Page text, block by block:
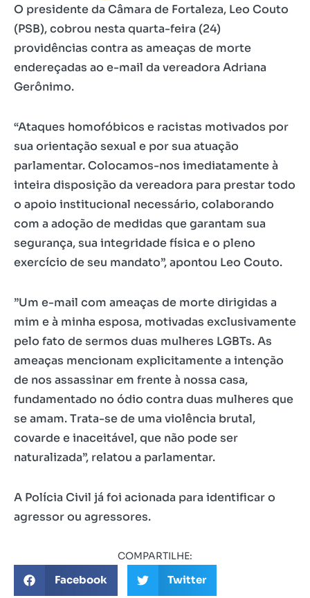
O presidente da Câmara de Fortaleza, Leo Couto
(PSB), cobrou nesta quarta-feira (24)
providências contra as ameaças de morte
endereçadas ao e-mail da vereadora Adriana
Gerônimo.
“Ataques homofóbicos e racistas motivados por
sua orientação sexual e por sua atuação
parlamentar. Colocamos-nos imediatamente à
inteira disposição da vereadora para prestar todo
o apoio institucional necessário, colaborando
com a adoção de medidas que garantam sua
segurança, sua integridade física e o pleno
exercício de seu mandato”, apontou Leo Couto.
​”Um e-mail com ameaças de morte dirigidas a
mim e à minha esposa, motivadas exclusivamente
pelo fato de sermos duas mulheres LGBTs. As
ameaças mencionam explicitamente a intenção
de nos assassinar em frente à nossa casa,
fundamentado no ódio contra duas mulheres que
se amam. Trata-se de uma violência brutal,
covarde e inaceitável, que não pode ser
naturalizada”, relatou a parlamentar.
A Polícia Civil já foi acionada para identificar o
agressor ou agressores.
COMPARTILHE:
Facebook Twitter